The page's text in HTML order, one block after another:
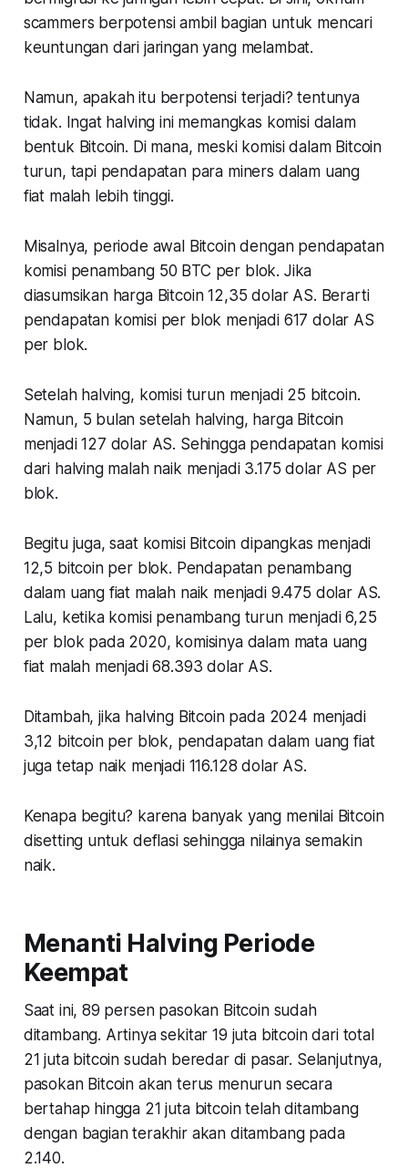
scammers berpotensi ambil bagian untuk mencari
keuntungan dari jaringan yang melambat.
Namun, apakah itu berpotensi terjadi? tentunya
tidak. Ingat halving ini memangkas komisi dalam
bentuk Bitcoin. Di mana, meski komisi dalam Bitcoin
turun, tapi pendapatan para miners dalam uang
fiat malah lebih tinggi.
Misalnya, periode awal Bitcoin dengan pendapatan
komisi penambang 50 BTC per blok. Jika
diasumsikan harga Bitcoin 12,35 dolar AS. Berarti
pendapatan komisi per blok menjadi 617 dolar AS
per blok.
Setelah halving, komisi turun menjadi 25 bitcoin.
Namun, 5 bulan setelah halving, harga Bitcoin
menjadi 127 dolar AS. Sehingga pendapatan komisi
dari halving malah naik menjadi 3.175 dolar AS per
blok.
Begitu juga, saat komisi Bitcoin dipangkas menjadi
12,5 bitcoin per blok. Pendapatan penambang
dalam uang fiat malah naik menjadi 9.475 dolar AS.
Lalu, ketika komisi penambang turun menjadi 6,25
per blok pada 2020, komisinya dalam mata uang
fiat malah menjadi 68.393 dolar AS.
Ditambah, jika halving Bitcoin pada 2024 menjadi
3,12 bitcoin per blok, pendapatan dalam uang fiat
juga tetap naik menjadi 116.128 dolar AS.
Kenapa begitu? karena banyak yang menilai Bitcoin
disetting untuk deflasi sehingga nilainya semakin
naik.
Menanti Halving Periode
Keempat
Saat ini, 89 persen pasokan Bitcoin sudah
ditambang. Artinya sekitar 19 juta bitcoin dari total
21 juta bitcoin sudah beredar di pasar. Selanjutnya,
pasokan Bitcoin akan terus menurun secara
bertahap hingga 21 juta bitcoin telah ditambang
dengan bagian terakhir akan ditambang pada
2.140.